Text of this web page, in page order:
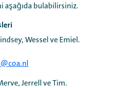
aşağıda bulabilirsiniz.
Wessel ve Emiel.
Jerrell ve Tim.